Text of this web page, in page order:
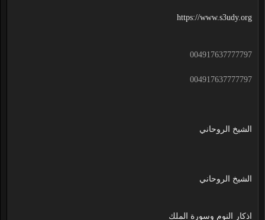
https://www.s3udy.org
004917637777797
004917637777797
الشيخ الروحاني
الشيخ الروحاني
اذكار النوم وسورة الملك